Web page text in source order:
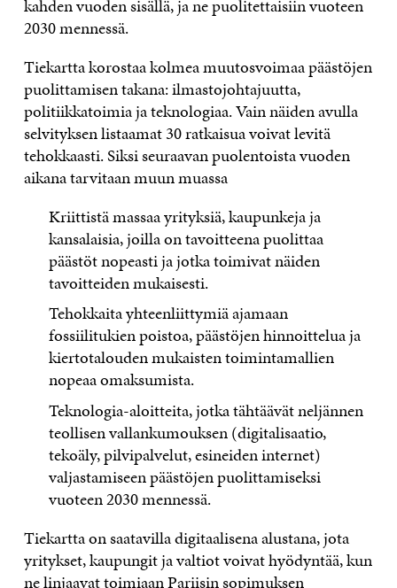
kahden vuoden sisällä, ja ne puolitettaisiin vuoteen
2030 mennessä.
Tiekartta korostaa kolmea muutosvoimaa päästöjen
puolittamisen takana: ilmastojohtajuutta,
politiikkatoimia ja teknologiaa. Vain näiden avulla
selvityksen listaamat 30 ratkaisua voivat levitä
tehokkaasti. Siksi seuraavan puolentoista vuoden
aikana tarvitaan muun muassa
Kriittistä massaa yrityksiä, kaupunkeja ja
kansalaisia, joilla on tavoitteena puolittaa
päästöt nopeasti ja jotka toimivat näiden
tavoitteiden mukaisesti.
Tehokkaita yhteenliittymiä ajamaan
fossiilitukien poistoa, päästöjen hinnoittelua ja
kiertotalouden mukaisten toimintamallien
nopeaa omaksumista.
Teknologia-aloitteita, jotka tähtäävät neljännen
teollisen vallankumouksen (digitalisaatio,
tekoäly, pilvipalvelut, esineiden internet)
valjastamiseen päästöjen puolittamiseksi
vuoteen 2030 mennessä.
Tiekartta on saatavilla digitaalisena alustana, jota
yritykset, kaupungit ja valtiot voivat hyödyntää, kun
ne linjaavat toimiaan Pariisin sopimuksen